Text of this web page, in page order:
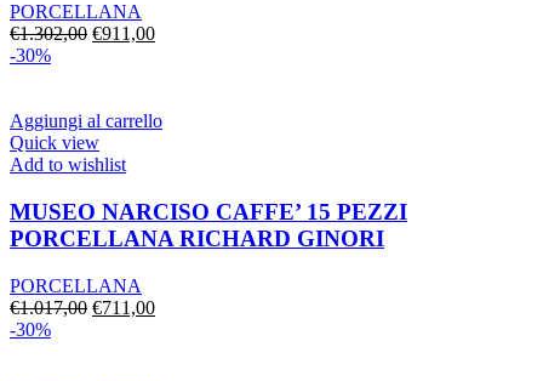
PORCELLANA
€1.302,00 Il
€1.302,00.
€911,00Il
€911,00.
-30%
Aggiungi al carrello
Quick view
Add to wishlist
MUSEO NARCISO CAFFE’ 15 PEZZI
PORCELLANA RICHARD GINORI
PORCELLANA
€1.017,00 Il
€711,00Il
-30%